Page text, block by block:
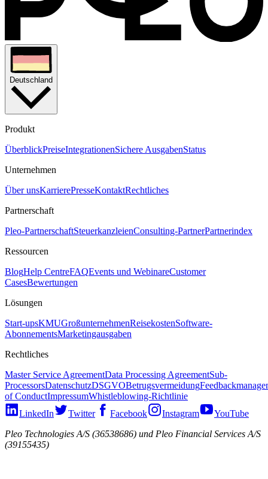
Deutschland
Produkt
ÜberblickPreiseIntegrationenSichere AusgabenStatus
Unternehmen
Über unsKarrierePresseKontaktRechtliches
Partnerschaft
Pleo-PartnerschaftSteuerkanzleienConsulting-PartnerPartnerindex
Ressourcen
BlogHelp CentreFAQEvents und WebinareCustomer
CasesBewertungen
Lösungen
Start-upsKMUGroßunternehmenReisekostenSoftware-
AbonnementsMarketingausgaben
Rechtliches
Master Service AgreementData Processing AgreementSub-
ProcessorsDatenschutzDSGVOBetrugsvermeidung
of ConductImpressumWhistleblowing-Richtlinie
LinkedIn
Twitter Facebook Instagram
YouTube
Pleo Technologies A/S (36538686) und Pleo Financial Services A/S
(39155435)